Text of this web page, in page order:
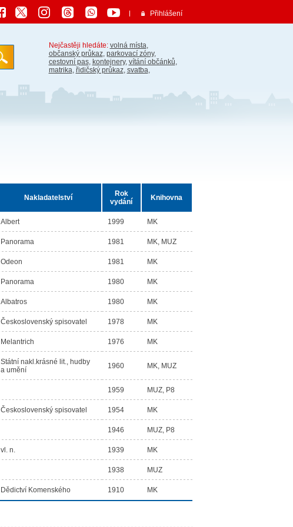
Přihlášení
Nejčastěji hledáte: volná místa,
občanský průkaz, parkovací zóny,
cestovní pas, kontejnery, vítání občánků,
matrika, řidičský průkaz, svatba,
Nakladatelství
Rok
vydání
Knihovna
Albert 1999 MK
Panorama 1981 MK, MUZ
Odeon 1981 MK
Panorama 1980 MK
Albatros 1980 MK
Československý spisovatel 1978 MK
Melantrich 1976 MK
Státní nakl.krásné lit., hudby
a umění
1960 MK, MUZ
1959 MUZ, P8
Československý spisovatel 1954 MK
1946 MUZ, P8
vl. n. 1939 MK
1938 MUZ
Dědictví Komenského 1910 MK